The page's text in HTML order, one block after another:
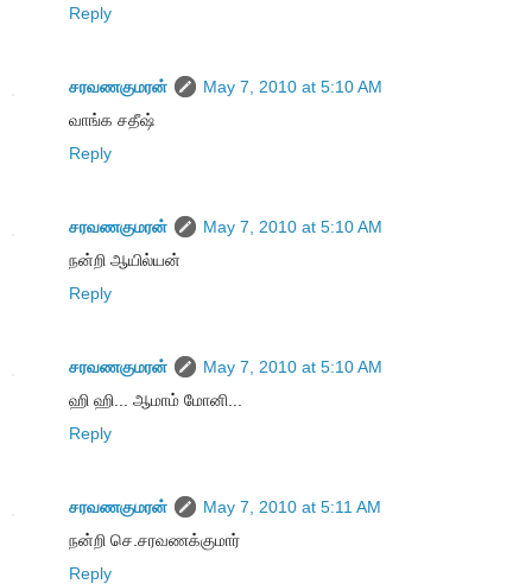
Reply
சரவணகுமரன்
May 7, 2010 at 5:10 AM
வாங்க சதீஷ்
Reply
சரவணகுமரன்
May 7, 2010 at 5:10 AM
நன்றி ஆயில்யன்
Reply
சரவணகுமரன்
May 7, 2010 at 5:10 AM
ஹி ஹி... ஆமாம் மோனி...
Reply
சரவணகுமரன்
May 7, 2010 at 5:11 AM
நன்றி செ.சரவணக்குமார்
Reply